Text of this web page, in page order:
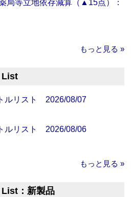
局等立地依存減算（▲15点）：
もっと見る »
List
ルリスト 2026/08/07
ルリスト 2026/08/06
もっと見る »
：新製品